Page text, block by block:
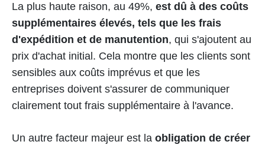
La plus haute raison, au 49%, est dû à des coûts
supplémentaires élevés, tels que les frais
d'expédition et de manutention, qui s'ajoutent au
prix d'achat initial. Cela montre que les clients sont
sensibles aux coûts imprévus et que les
entreprises doivent s'assurer de communiquer
clairement tout frais supplémentaire à l'avance.
Un autre facteur majeur est la obligation de créer